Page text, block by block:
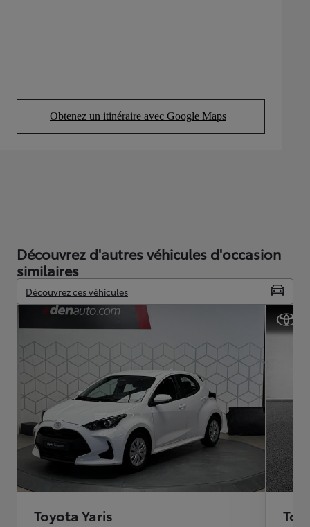
Obtenez un itinéraire avec Google Maps
(Opens in new tab)
Découvrez d'autres véhicules d'occasion
similaires
Découvrez ces véhicules
Toyota Yaris